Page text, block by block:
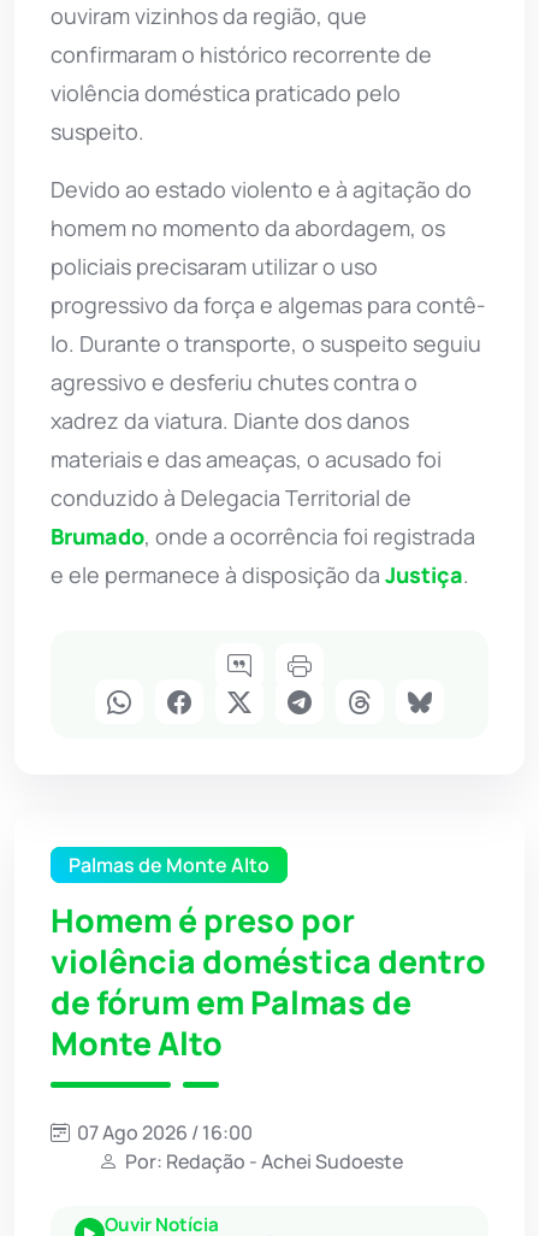
ouviram vizinhos da região, que
confirmaram o histórico recorrente de
violência doméstica praticado pelo
suspeito.
Devido ao estado violento e à agitação do
homem no momento da abordagem, os
policiais precisaram utilizar o uso
progressivo da força e algemas para contê-
lo. Durante o transporte, o suspeito seguiu
agressivo e desferiu chutes contra o
xadrez da viatura. Diante dos danos
materiais e das ameaças, o acusado foi
conduzido à Delegacia Territorial de
Brumado, onde a ocorrência foi registrada
e ele permanece à disposição da Justiça.
Palmas de Monte Alto
Homem é preso por
violência doméstica dentro
de fórum em Palmas de
Monte Alto
07 Ago 2026 / 16:00
Por: Redação - Achei Sudoeste
Ouvir Notícia